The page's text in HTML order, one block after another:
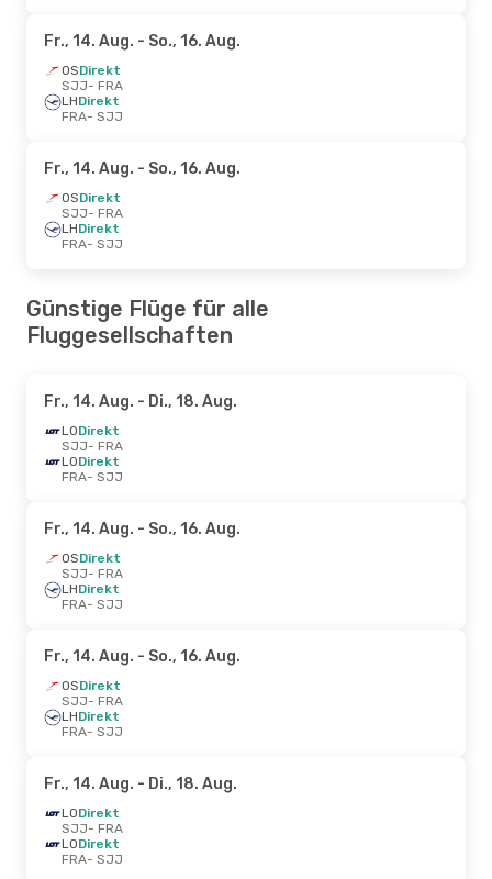
Fr., 14. Aug. - So., 16. Aug.
OSDirekt
SJJ- FRA
LHDirekt
FRA- SJJ
Fr., 14. Aug. - So., 16. Aug.
OSDirekt
SJJ- FRA
LHDirekt
FRA- SJJ
Günstige Flüge für alle
Fluggesellschaften
Fr., 14. Aug. - Di., 18. Aug.
LODirekt
SJJ- FRA
LODirekt
FRA- SJJ
Fr., 14. Aug. - So., 16. Aug.
OSDirekt
SJJ- FRA
LHDirekt
FRA- SJJ
Fr., 14. Aug. - So., 16. Aug.
OSDirekt
SJJ- FRA
LHDirekt
FRA- SJJ
Fr., 14. Aug. - Di., 18. Aug.
LODirekt
SJJ- FRA
LODirekt
FRA- SJJ